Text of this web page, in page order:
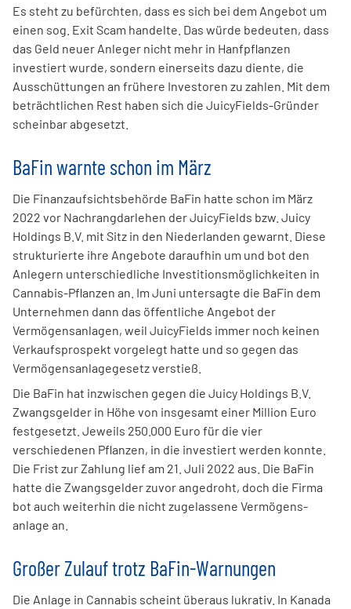
Es steht zu befürchten, dass es sich bei dem Angebot um
einen sog. Exit Scam handelte. Das würde bedeuten, dass
das Geld neuer Anleger nicht mehr in Hanfpflanzen
investiert wurde, sondern einerseits dazu diente, die
Ausschüttungen an frühere Investoren zu zahlen. Mit dem
beträchtlichen Rest haben sich die JuicyFields-Gründer
scheinbar abgesetzt.
BaFin warnte schon im März
Die Finanzaufsichtsbehörde BaFin hatte schon im März
2022 vor Nachrangdarlehen der JuicyFields bzw. Juicy
Holdings B.V. mit Sitz in den Niederlanden gewarnt. Diese
strukturierte ihre Angebote daraufhin um und bot den
Anlegern unterschiedliche Investitionsmöglichkeiten in
Cannabis-Pflanzen an. Im Juni untersagte die BaFin dem
Unternehmen dann das öffentliche Angebot der
Vermögensanlagen, weil JuicyFields immer noch keinen
Verkaufsprospekt vorgelegt hatte und so gegen das
Vermögens­anlagegesetz verstieß.
Die BaFin hat inzwischen gegen die Juicy Holdings B.V.
Zwangs­gelder in Höhe von insgesamt einer Million Euro
fest­gesetzt. Jeweils 250.000 Euro für die vier
verschiedenen Pflanzen, in die investiert werden konnte.
Die Frist zur Zahlung lief am 21. Juli 2022 aus. Die BaFin
hatte die Zwangs­gelder zuvor angedroht, doch die Firma
bot auch weiterhin die nicht zugelassene Vermögens­
anlage an.
Großer Zulauf trotz BaFin-Warnungen
Die Anlage in Cannabis scheint überaus lukrativ. In Kanada